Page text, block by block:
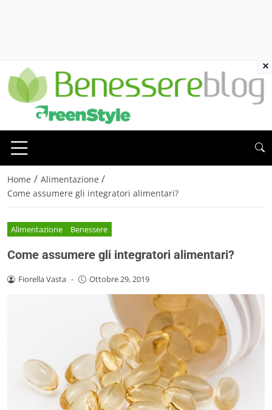
Home / Alimentazione /
Come assumere gli integratori alimentari?
Alimentazione Benessere
Come assumere gli integratori alimentari?
Fiorella Vasta - Ottobre 29, 2019
×